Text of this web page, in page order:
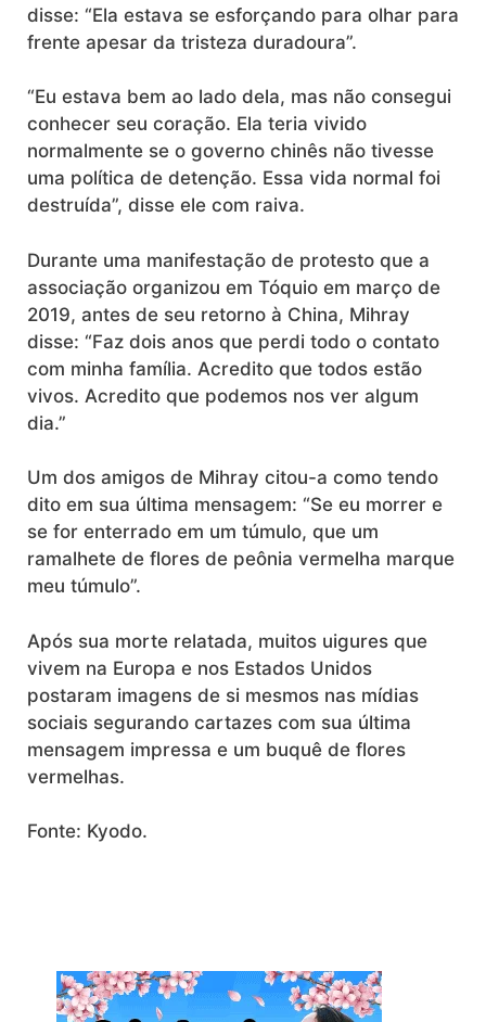
disse: “Ela estava se esforçando para olhar para
frente apesar da tristeza duradoura”.
“Eu estava bem ao lado dela, mas não consegui
conhecer seu coração. Ela teria vivido
normalmente se o governo chinês não tivesse
uma política de detenção. Essa vida normal foi
destruída”, disse ele com raiva.
Durante uma manifestação de protesto que a
associação organizou em Tóquio em março de
2019, antes de seu retorno à China, Mihray
disse: “Faz dois anos que perdi todo o contato
com minha família. Acredito que todos estão
vivos. Acredito que podemos nos ver algum
dia.”
Um dos amigos de Mihray citou-a como tendo
dito em sua última mensagem: “Se eu morrer e
se for enterrado em um túmulo, que um
ramalhete de flores de peônia vermelha marque
meu túmulo”.
Após sua morte relatada, muitos uigures que
vivem na Europa e nos Estados Unidos
postaram imagens de si mesmos nas mídias
sociais segurando cartazes com sua última
mensagem impressa e um buquê de flores
vermelhas.
Fonte: Kyodo.